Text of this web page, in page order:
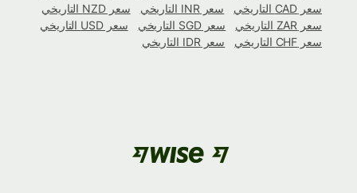
سعر CAD التاريخي
سعر INR التاريخي
سعر NZD التاريخي
سعر ZAR التاريخي
سعر SGD التاريخي
سعر USD التاريخي
سعر CHF التاريخي
سعر IDR التاريخي